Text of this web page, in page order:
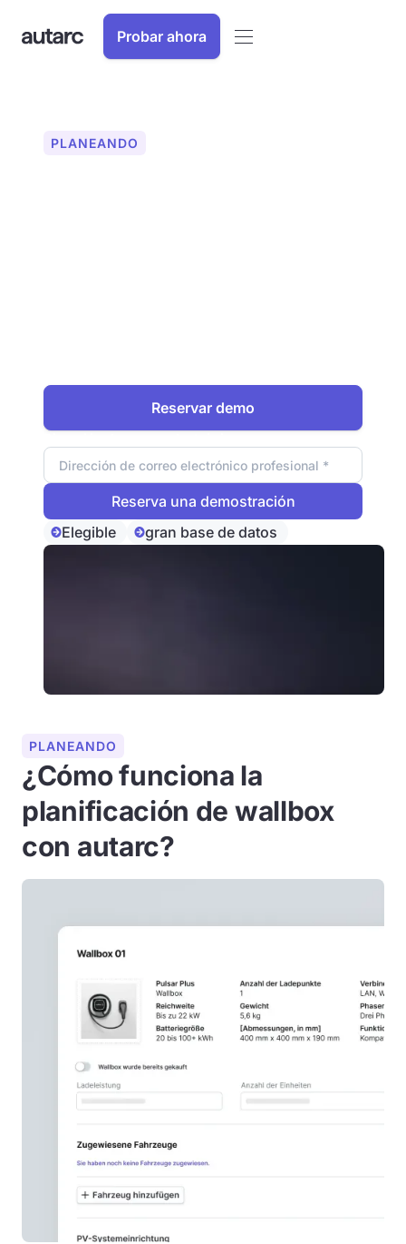
Probar ahora
PLANEANDO
Reservar demo
Elegible gran base de datos
PLANEANDO
¿Cómo funciona la
planificación de wallbox
con autarc?